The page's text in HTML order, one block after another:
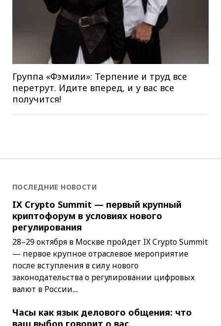
ПОСЛЕДНИЕ НОВОСТИ
IX Crypto Summit — первый крупный
криптофорум в условиях нового
регулирования
28–29 октября в Москве пройдет IX Crypto Summit
— первое крупное отраслевое мероприятие
после вступления в силу нового
законодательства о регулировании цифровых
валют в России....
Часы как язык делового общения: что
Группа «Фэмили»: Терпение и труд все
перетрут. Идите вперед, и у вас все
получится!